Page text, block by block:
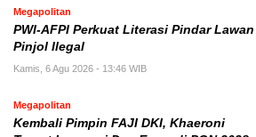
Megapolitan
PWI-AFPI Perkuat Literasi Pindar Lawan
Pinjol Ilegal
Kamis, 6 Agu 2026 - 13:46 WIB
Megapolitan
Kembali Pimpin FAJI DKI, Khaeroni